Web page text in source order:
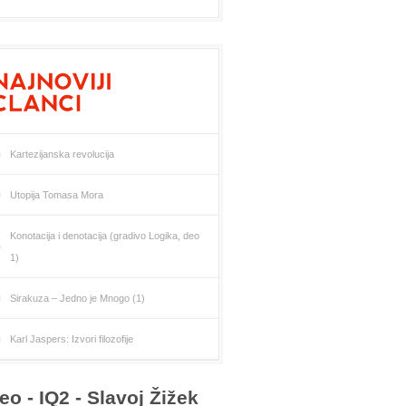
Kartezijanska revolucija
Utopija Tomasa Mora
Konotacija i denotacija (gradivo Logika, deo
1)
Sirakuza – Jedno je Mnogo (1)
Karl Jaspers: Izvori filozofije
- IQ2 - Slavoj Žižek